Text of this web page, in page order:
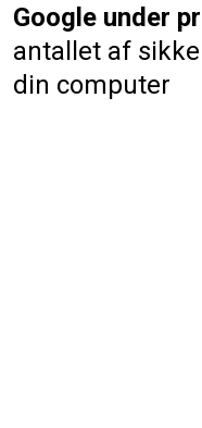
Google under
antallet af
din computer